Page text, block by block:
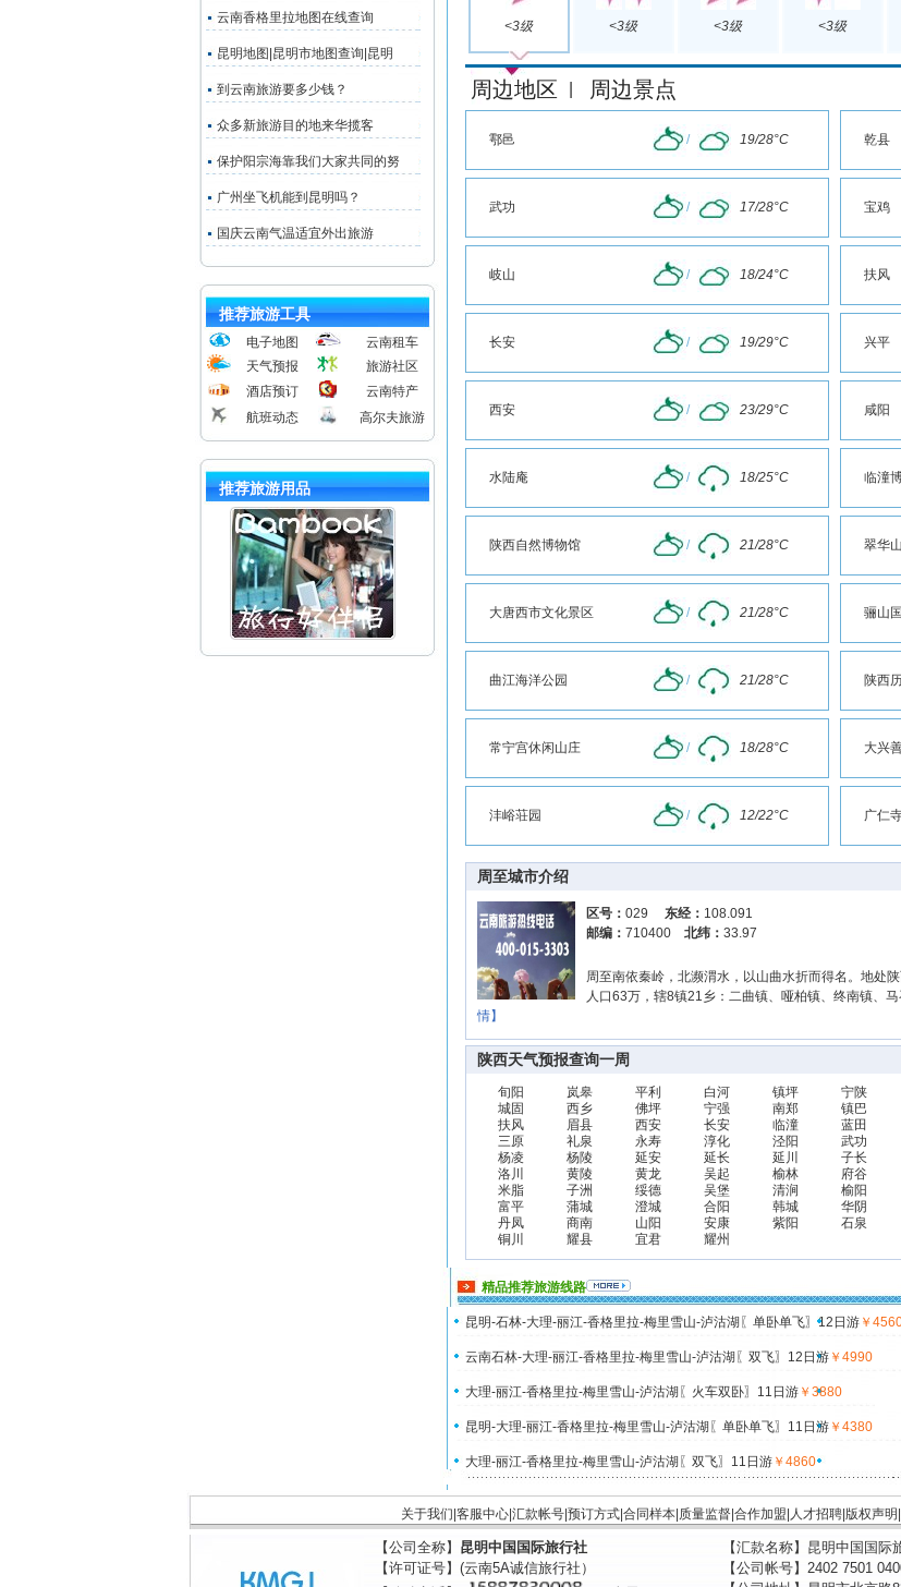
云南香格里拉地图在线查询
昆明地图|昆明市地图查询|昆明
到云南旅游要多少钱？
众多新旅游目的地来华揽客
保护阳宗海靠我们大家共同的努
广州坐飞机能到昆明吗？
国庆云南气温适宜外出旅游
推荐旅游工具
电子地图
云南租车
天气预报
旅游社区
酒店预订
云南特产
航班动态
高尔夫旅游
推荐旅游用品
<3级 <3级 <3级 <3级
周边地区 周边景点
鄠邑 / 19/28°C 乾县
武功 / 17/28°C 宝鸡
岐山 / 18/24°C 扶风
长安 / 19/29°C 兴平
西安 / 23/29°C 咸阳
水陆庵 / 18/25°C 临潼
陕西自然博物馆 / 21/28°C 翠华山
大唐西市文化景区 / 21/28°C 骊山
曲江海洋公园 / 21/28°C 陕西
常宁宫休闲山庄 / 18/28°C 大兴
沣峪荘园 / 12/22°C 广仁
周至城市介绍
区号： 029 东经： 108.091
邮编： 710400 北纬： 33.97
周至南依秦岭，北濒渭水，以山曲水折而得名。地处
人口63万，辖8镇21乡：二曲镇、哑柏镇、终南镇、
情】
陕西天气预报查询一周
旬阳 岚皋 平利 白河 镇坪 宁陕
城固
西乡 佛坪 宁强 南郑 镇巴
扶风
眉县 西安 长安 临潼 蓝田
三原
礼泉 永寿 淳化 泾阳 武功
杨凌
杨陵 延安 延长 延川 子长
洛川
黄陵 黄龙 吴起 榆林 府谷
米脂
子洲 绥德 吴堡 清涧 榆阳
富平
蒲城 澄城 合阳 韩城 华阴
丹凤
商南 山阳 安康 紫阳 石泉
铜川
耀县 宜君 耀州
精品推荐旅游线路
￥
昆明-石林-大理-丽江-香格里拉-梅里雪山-泸沽湖〖单卧单飞〗12日游
￥4990
云南石林-大理-丽江-香格里拉-梅里雪山-泸沽湖〖双飞〗12日游
￥3880
大理-丽江-香格里拉-梅里雪山-泸沽湖〖火车双卧〗11日游
￥4380
昆明-大理-丽江-香格里拉-梅里雪山-泸沽湖〖单卧单飞〗11日游
￥4860
大理-丽江-香格里拉-梅里雪山-泸沽湖〖双飞〗11日游
关于我们 客服中心| 汇款帐号| 预订方式| 合同样本| 质量监督| 合作加盟 人才招聘| 版权声明
【公司全称】 昆明中国国际旅行社
【许可证号】(云南5A诚信旅行社）
【汇款名称】昆明中国国际
【公司帐号】2402 7501